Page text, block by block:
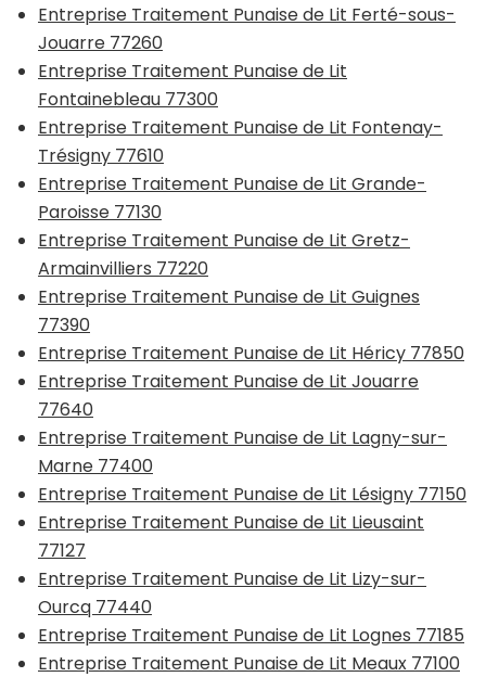
Entreprise Traitement Punaise de Lit Ferté-sous-
Jouarre 77260
Entreprise Traitement Punaise de Lit
Fontainebleau 77300
Entreprise Traitement Punaise de Lit Fontenay-
Trésigny 77610
Entreprise Traitement Punaise de Lit Grande-
Paroisse 77130
Entreprise Traitement Punaise de Lit Gretz-
Armainvilliers 77220
Entreprise Traitement Punaise de Lit Guignes
77390
Entreprise Traitement Punaise de Lit Héricy 77850
Entreprise Traitement Punaise de Lit Jouarre
77640
Entreprise Traitement Punaise de Lit Lagny-sur-
Marne 77400
Entreprise Traitement Punaise de Lit Lésigny 77150
Entreprise Traitement Punaise de Lit Lieusaint
77127
Entreprise Traitement Punaise de Lit Lizy-sur-
Ourcq 77440
Entreprise Traitement Punaise de Lit Lognes 77185
Entreprise Traitement Punaise de Lit Meaux 77100